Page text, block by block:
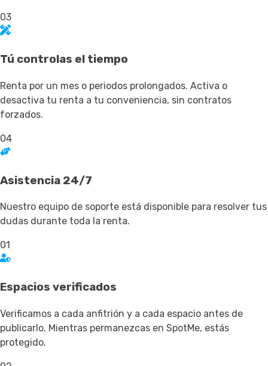
03
Tú controlas el tiempo
Renta por un mes o periodos prolongados. Activa o
desactiva tu renta a tu conveniencia, sin contratos
forzados.
04
Asistencia 24/7
Nuestro equipo de soporte está disponible para resolver tus
dudas durante toda la renta.
01
Espacios verificados
Verificamos a cada anfitrión y a cada espacio antes de
publicarlo. Mientras permanezcas en SpotMe, estás
protegido.